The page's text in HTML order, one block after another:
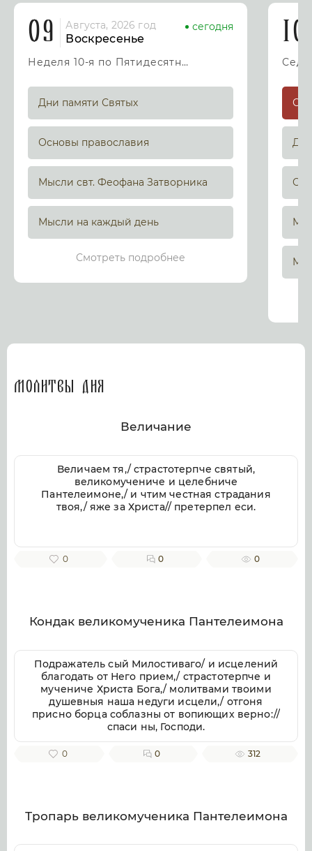
09 Августа, 2026 год
Воскресенье
сегодня
Неделя 10-я по Пятидесятнице
Дни памяти Святых
Основы православия
Мысли свт. Феофана Затворника
Мысли на каждый день
Смотреть подробнее
10
Молитвы дня
Величание
Величаем тя,/ страстотерпче святый,
великомучениче и целебниче
Пантелеимоне,/ и чтим честная страдания
твоя,/ яже за Христа// претерпел еси.
0 0 0
Кондак великомученика Пантелеимона
Подражатель сый Милостиваго/ и исцелений
благодать от Него прием,/ страстотерпче и
мучениче Христа Бога,/ молитвами твоими
душевныя наша недуги исцели,/ отгоня
присно борца соблазны от вопиющих верно://
спаси ны, Господи.
0 0 312
Тропарь великомученика Пантелеимона